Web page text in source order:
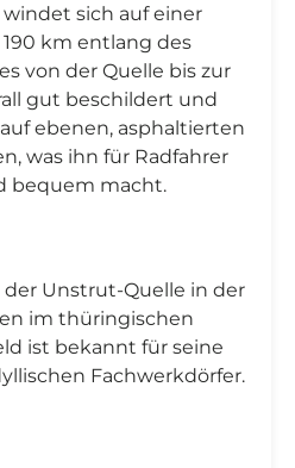
sich auf einer
km entlang des
von der Quelle bis zur
gut beschildert und
ebenen, asphaltierten
was ihn für Radfahrer
bequem macht.
Unstrut-Quelle in der
im thüringischen
ist bekannt für seine
Fachwerkdörfer.